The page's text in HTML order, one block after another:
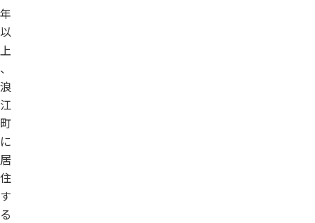
年
以
上
、
浪
江
町
に
居
住
す
る